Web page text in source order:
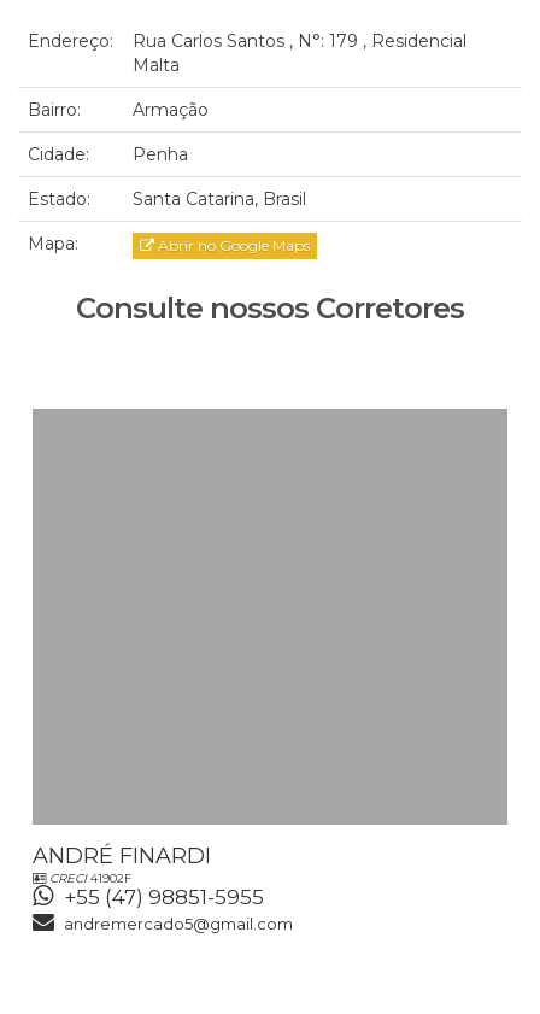
Valdete Bastos CRECI/SC 43452F
www.jairimobiliaria.com.br
Endereço: Rua Carlos Santos , N°: 179 , Residencial
Malta
Bairro: Armação
Cidade: Penha
Estado: Santa Catarina, Brasil
Mapa: Abrir no Google Maps
Consulte nossos Corretores
ANDRÉ FINARDI
CRECI41902F
+55 (47) 98851-5955
andremercado5@gmail.com